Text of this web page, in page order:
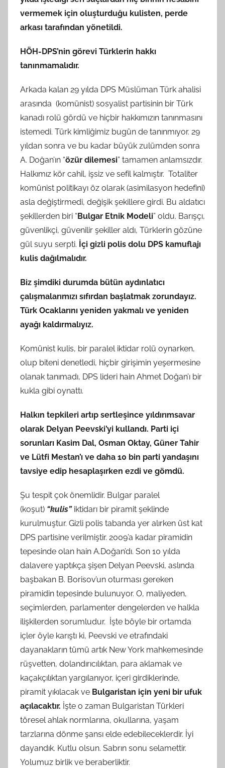
vermemek için oluşturduğu kulisten, perde
arkası tarafından yönetildi.
HÖH-DPS’nin görevi Türklerin hakkı
tanınmamalıdır.
Arkada kalan 29 yılda DPS Müslüman Türk ahalisi
arasında (komünist) sosyalist partisinin bir Türk
kanadı rolü gördü ve hiçbir hakkımızın tanınmasını
istemedi. Türk kimliğimiz bugün de tanınmıyor. 29
yıldan sonra ve bu kadar büyük zulümden sonra
A. Doğan’ın “özür dilemesi” tamamen anlamsızdır.
Halkımız kör cahil, işsiz ve sefil kalmıştır. Totaliter
komünist politikayı öz olarak (asimilasyon hedefini)
asla değiştirmedi, değişik şekillere girdi. Bu aldatıcı
şekillerden biri “ Bulgar Etnik Modeli” oldu. Barışçı,
güvenlikçi, güvenilir şekiller aldı, Türklerin gözüne
gül suyu serpti. İçi gizli polis dolu DPS kamuflajı
kulis dağılmalıdır.
Biz şimdiki durumda bütün aydınlatıcı
çalışmalarımızı sıfırdan başlatmak zorundayız.
Türk Ocaklarını yeniden yakmalı ve yeniden
ayağı kaldırmalıyız.
Komünist kulis, bir paralel iktidar rolü oynarken,
olup biteni denetledi, hiçbir girişimin yeşermesine
olanak tanımadı, DPS lideri hain Ahmet Doğan’ı bir
kukla gibi oynattı.
Halkın tepkileri artıp sertleşince yıldırımsavar
olarak Delyan Peevski’yi kullandı. Parti içi
sorunları Kasim Dal, Osman Oktay, Güner Tahir
ve Lütfi Mestan’ı ve daha 10 bin parti yandaşını
tavsiye edip hesaplaşırken ezdi ve gömdü.
Şu tespit çok önemlidir. Bulgar paralel
(koşut) “kulis”iktidarı bir piramit şeklinde
kurulmuştur. Gizli polis tabanda yer alırken üst kat
DPS partisine verilmiştir. 2009’a kadar piramidin
tepesinde olan hain A.Doğan’dı. Son 10 yılda
dalavere yaptıkça şişen Delyan Peevski, aslında
başbakan B. Borisov’un oturması gereken
piramidin tepesinde bulunuyor. O, maliyeden,
seçimlerden, parlamenter dengelerden ve halkla
ilişkilerden sorumludur. İşte böyle bir ortamda
içler öyle karıştı ki, Peevski ve etrafındaki
dayanakların tümü artık New York mahkemesinde
rüşvetten, dolandırıcılıktan, para aklamak ve
kaçakçılıktan yargılanıyor, içeri girdiklerinde,
piramit yıkılacak ve Bulgaristan için yeni bir ufuk
açılacaktır. İşte o zaman Bulgaristan Türkleri
töresel ahlak normlarına, okullarına, yaşam
tarzlarına dönme şansı elde edebileceklerdir. İyi
dayandık. Kutlu olsun. Sabrın sonu selamettir.
Yolumuz birlik ve beraberliktir.